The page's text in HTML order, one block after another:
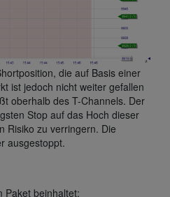
die auf Basis einer
ist jedoch nicht weiter gefallen
oberhalb des T-Channels. Der
Stop auf das Hoch dieser
Risiko zu verringern. Die
ausgestoppt.
Paket beinhaltet: